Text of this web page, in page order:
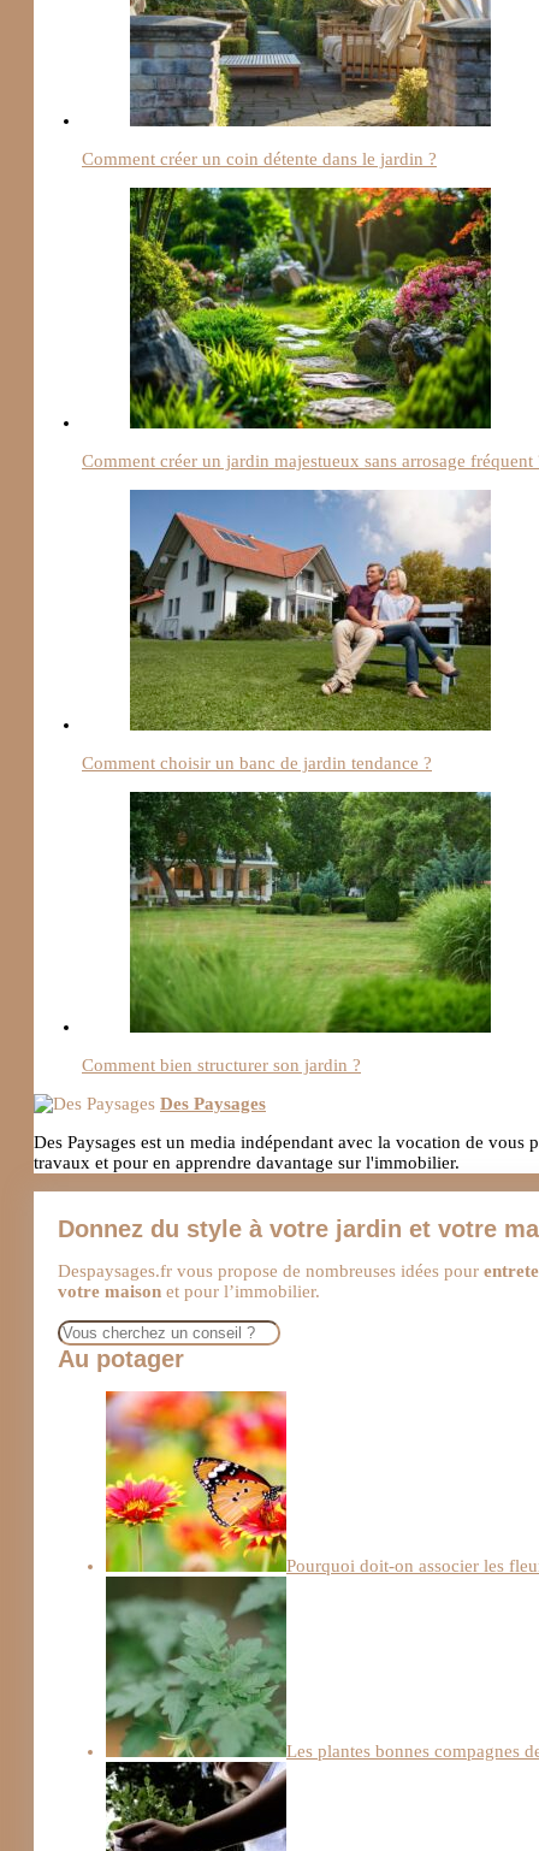
Comment créer un coin détente dans le jardin ?
Comment créer un jardin majestueux sans arrosage fréquent
Comment choisir un banc de jardin tendance ?
Comment bien structurer son jardin ?
Des Paysages
Des Paysages est un media indépendant avec la vocation de
travaux et pour en apprendre davantage sur l'immobilier.
Donnez du style à votre jardin et votre
Despaysages.fr vous propose de nombreuses idées pour
votre maison et pour l’immobilier.
Rechercher
Au potager
Pourquoi doit-on associer les
Les plantes bonnes compagnes